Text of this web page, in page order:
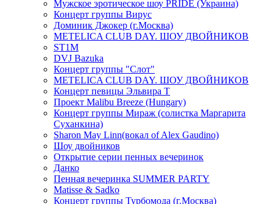
Мужское эротическое шоу PRIDE (Украина)
Концерт группы Вирус
Доминик Джокер (г.Москва)
METELICA CLUB DAY. ШОУ ДВОЙНИКОВ
ST1M
DVJ Bazuka
Концерт группы "Слот"
METELICA CLUB DAY. ШОУ ДВОЙНИКОВ
Концерт певицы Эльвира Т
Проект Malibu Breeze (Hungary)
Концерт группы Мираж (солистка Маргарита
Суханкина)
Sharon May Linn(вокал of Alex Gaudino)
Шоу двойников
Открытие серии пенных вечеринок
Данко
Пенная вечеринка SUMMER PARTY
Matisse & Sadko
Концерт группы Турбомода (г.Москва)